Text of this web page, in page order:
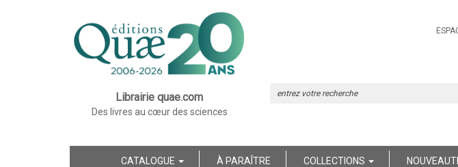
Librairie quae.com
Des livres au cœur des sciences
CATALOGUE À PARAÎTRE COLLECTIONS